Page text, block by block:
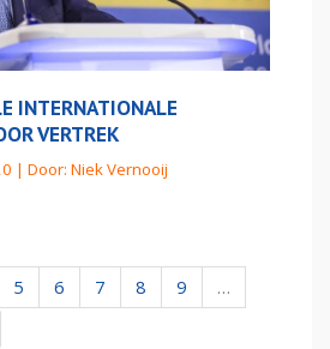
INTERNATIONALE
VERTREK
| Door: Niek Vernooij
5 6 7 8 9
…